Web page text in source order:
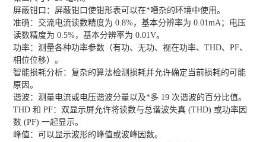
屏蔽钳口：屏蔽钳口使钳形表可以在*嘈杂的环境中使用。
准确：交流电流读数精度为 0.8%，基本分辨率为 0.01mA；电压
读数精度为 0.5%，基本分辨率为 0.01V。
功率：测量各种功率参数（有功、无功、视在功率、THD、PF、
相位位移）。
智能损耗分析：复杂的算法检测损耗并允许确定当前损耗的可能
原因。
谐波：测量电流或电压谐波分量以及*多 19 次谐波的百分比值。
THD 和 PF：双显示屏允许将读数与总谐波失真 (THD) 或功率因
数 (PF) 一起显示。
峰值：可以显示波形的峰值或波峰因数。